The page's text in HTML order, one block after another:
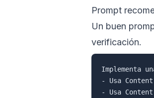
Prompt
Un buen
verificación.
Implementa
- Usa
- Usa